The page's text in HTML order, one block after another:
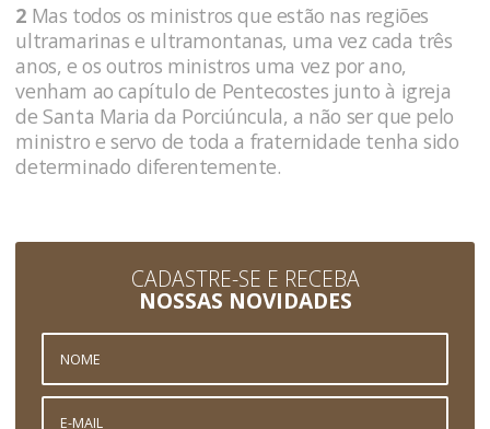
2 Mas todos os ministros que estão nas regiões
ultramarinas e ultramontanas, uma vez cada três
anos, e os outros ministros uma vez por ano,
venham ao capítulo de Pentecostes junto à igreja
de Santa Maria da Porciúncula, a não ser que pelo
ministro e servo de toda a fraternidade tenha sido
determinado diferentemente.
CADASTRE-SE E RECEBA
NOSSAS NOVIDADES